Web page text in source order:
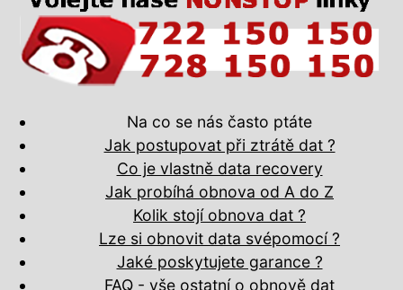
Na co se nás často ptáte
Jak postupovat při ztrátě dat ?
Co je vlastně data recovery
Jak probíhá obnova od A do Z
Kolik stojí obnova dat ?
Lze si obnovit data svépomocí ?
Jaké poskytujete garance ?
FAQ - vše ostatní o obnově dat